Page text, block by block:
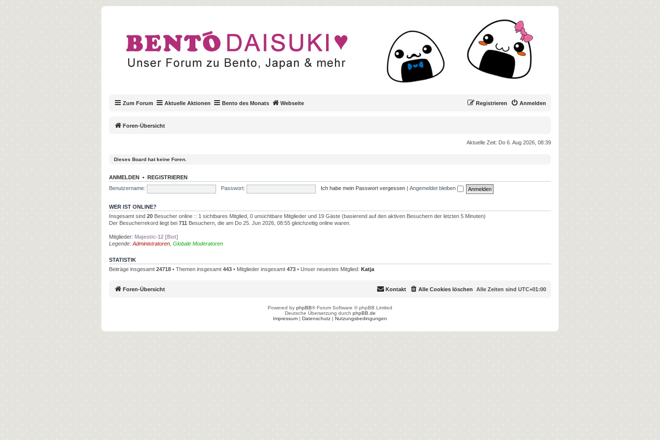
Zum Forum Aktuelle Aktionen Bento des Monats Webseite Anmelden
Registrieren
Foren-Übersicht
Aktuelle Zeit: Do 6. Aug 2026, 08:39
Dieses Board hat keine Foren.
ANMELDEN • REGISTRIEREN
Benutzername:
Passwort: Ich habe mein Passwort vergessen Angemeldet bleiben
WER IST ONLINE?
Insgesamt sind 20 Besucher online :: 1 sichtbares Mitglied, 0 unsichtbare Mitglieder und 19 Gäste (basierend auf den aktiven Besuchern der letzten 5 Minuten)
Der Besucherrekord liegt bei 711 Besuchern, die am Do 25. Jun 2026, 08:55 gleichzeitig online waren.
Mitglieder: Majestic-12 [Bot]
Legende: Administratoren Globale Moderatoren
STATISTIK
Beiträge insgesamt 24718 • Themen insgesamt 443 • Mitglieder insgesamt 473 • Unser neuestes Mitglied: Katja
Foren-Übersicht Alle Zeiten sind UTC+01:00
Alle Cookies löschen
Kontakt
Powered by phpBB® Forum Software © phpBB Limited
Deutsche Übersetzung durch phpBB.de
Impressum | Datenschutz | Nutzungsbedingungen